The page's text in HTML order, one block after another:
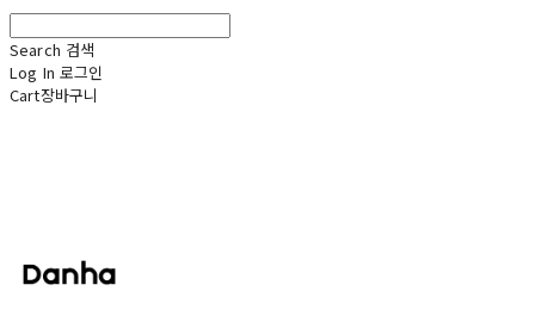
Search 검색
Log In 로그인
Cart장바구니